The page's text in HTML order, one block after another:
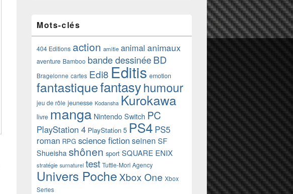
Mots-clés
404 Editions action amitie animal animaux
aventure Bamboo bande dessinéeBD
Bragelonne cartes Edi8 Editis emotion
fantastiquefantasyhumour
jeu de rôle jeunesse Kodansha Kurokawa
livre manga Nintendo Switch PC
PlayStation 4 PlayStation 5 PS4 PS5
roman RPG science fictionseinen SF
Shueisha shônen sport SQUARE ENIX
stratégie surnaturel test Tuttle-Mori Agency
Univers Poche Xbox One Xbox
Series